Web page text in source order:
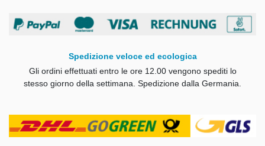
Spedizione veloce ed ecologica
Gli ordini effettuati entro le ore 12.00 vengono spediti lo
stesso giorno della settimana. Spedizione dalla Germania.